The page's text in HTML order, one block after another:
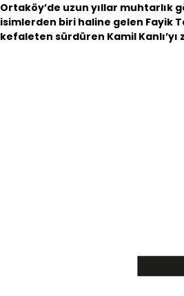
Ortaköy’de uzun yıllar muhtarlık
isimlerden biri haline gelen Fayik
kefaleten sürdüren Kamil